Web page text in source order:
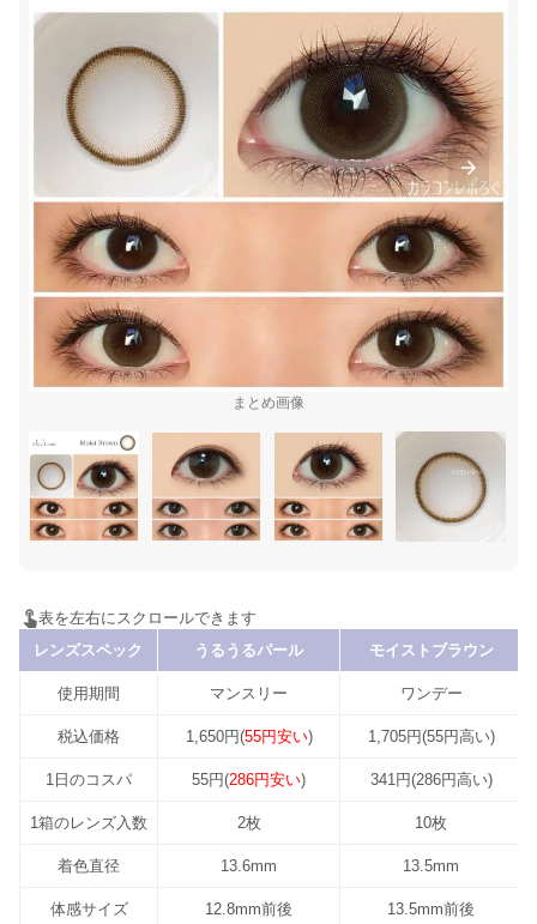
まとめ画像
レンズスペック うるうるパール モイストブラウン
使用期間 マンスリー ワンデー
税込価格 1,650円(55円安い) 1,705円(55円高い)
1日のコスパ 55円(286円安い) 341円(286円高い)
1箱のレンズ入数 2枚 10枚
着色直径 13.6mm 13.5mm
体感サイズ 12.8mm前後 13.5mm前後